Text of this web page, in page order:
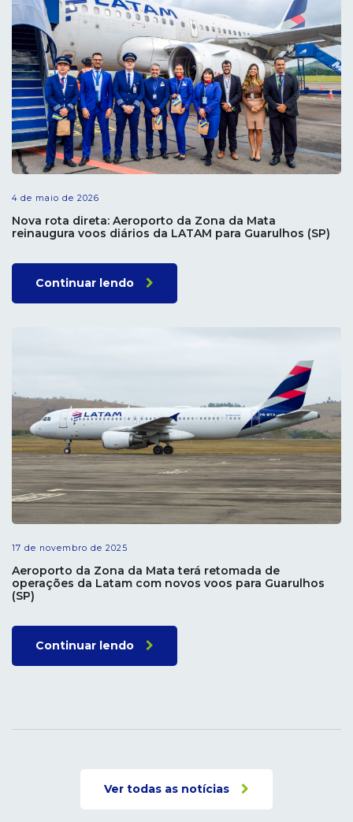
4 de maio de 2026
Nova rota direta: Aeroporto da Zona da Mata
reinaugura voos diários da LATAM para Guarulhos (SP)
Continuar lendo
17 de novembro de 2025
Aeroporto da Zona da Mata terá retomada de
operações da Latam com novos voos para Guarulhos
(SP)
Continuar lendo
Ver todas as notícias